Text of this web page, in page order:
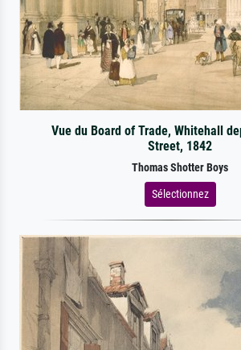
Vue du Board of Trade, Whitehall
Street, 1842
Thomas Shotter Boys
Sélectionnez